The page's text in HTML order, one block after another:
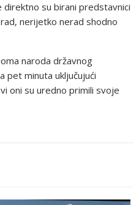
direktno su birani predstavnici
nerijetko nerad shodno
naroda državnog
pet minuta uključujući
oni su uredno primili svoje